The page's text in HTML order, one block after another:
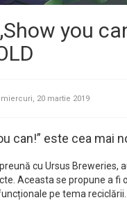
you
miercuri, 20 martie 2019
can!” este cea mai
cu Ursus Breweries,
Aceasta se propune a
pe tema